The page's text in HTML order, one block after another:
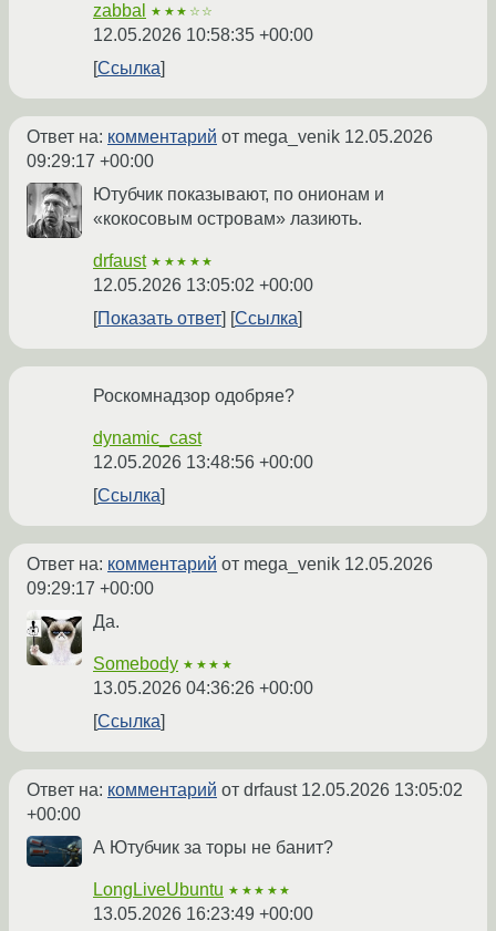
zabbal ★★★☆☆
12.05.2026 10:58:35 +00:00
Ссылка
Ответ на: комментарий от mega_venik 12.05.2026
09:29:17 +00:00
Ютубчик показывают, по онионам и
«кокосовым островам» лазиють.
drfaust ★★★★★
12.05.2026 13:05:02 +00:00
Показать ответ
Ссылка
Роскомнадзор одобряе?
dynamic_cast
12.05.2026 13:48:56 +00:00
Ссылка
Ответ на: комментарий от mega_venik 12.05.2026
09:29:17 +00:00
Да.
Somebody ★★★★
13.05.2026 04:36:26 +00:00
Ссылка
Ответ на: комментарий от drfaust 12.05.2026 13:05:02
+00:00
А Ютубчик за торы не банит?
LongLiveUbuntu ★★★★★
13.05.2026 16:23:49 +00:00